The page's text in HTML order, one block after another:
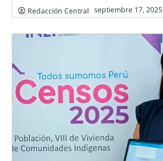
Redacción Central septiembre 17, 2025